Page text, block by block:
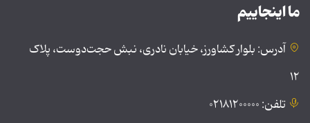
ما اینجاییم
آدرس: بلوار کشاورز، خیابان نادری، نبش حجت‌دوست، پلاک
۱۲
تلفن: ۰۲۱۸۱۲۰۰۰۰۰